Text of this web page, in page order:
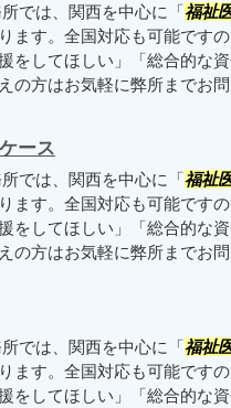
では、関西を中心に「福祉
ます。全国対応も可能です
をしてほしい」「総合的な
の方はお気軽に弊所までお
ース
では、関西を中心に「福祉
ます。全国対応も可能です
をしてほしい」「総合的な
の方はお気軽に弊所までお問
では、関西を中心に「福祉
ます。全国対応も可能です
をしてほしい」「総合的な